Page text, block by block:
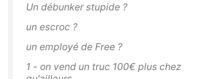
Un débunker stupide ?
un escroc ?
un employé de Free ?
1 - on vend un truc 100€ plus chez